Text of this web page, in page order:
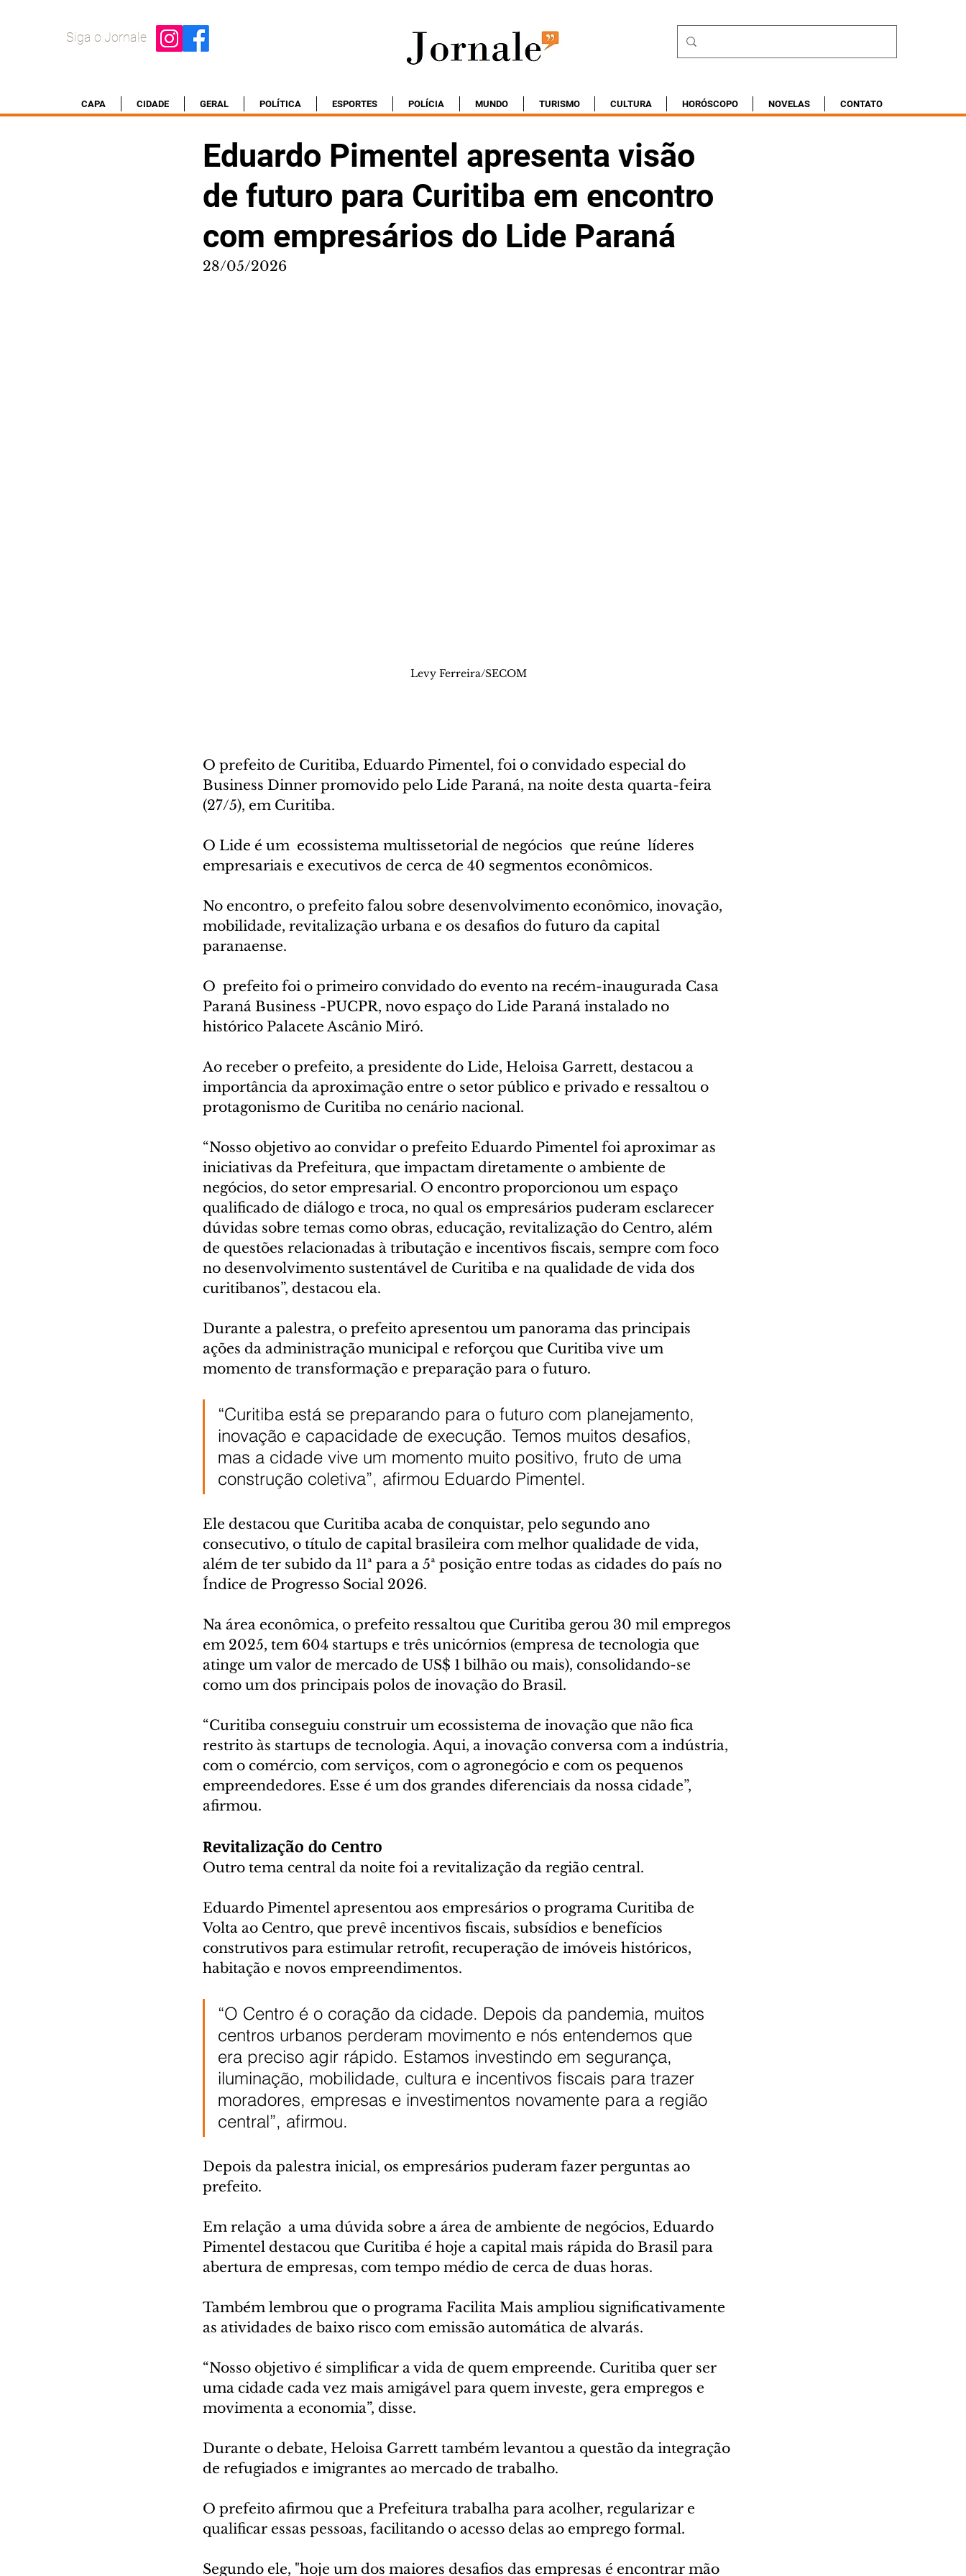
Siga o Jornale
CAPA CIDADE GERAL POLÍTICA ESPORTES POLÍCIA MUNDO TURISMO CULTURA HORÓSCOPO NOVELAS CONTATO
Eduardo Pimentel apresenta visão
de futuro para Curitiba em encontro
com empresários do Lide Paraná
28/05/2026
Levy Ferreira/SECOM
O prefeito de Curitiba, Eduardo Pimentel, foi o convidado especial do
Business Dinner promovido pelo Lide Paraná, na noite desta quarta-feira
(27/5), em Curitiba.
O Lide é um  ecossistema multissetorial de negócios  que reúne  líderes
empresariais e executivos de cerca de 40 segmentos econômicos.
No encontro, o prefeito falou sobre desenvolvimento econômico, inovação,
mobilidade, revitalização urbana e os desafios do futuro da capital
paranaense.
O  prefeito foi o primeiro convidado do evento na recém-inaugurada Casa
Paraná Business -PUCPR, novo espaço do Lide Paraná instalado no
histórico Palacete Ascânio Miró.
Ao receber o prefeito, a presidente do Lide, Heloisa Garrett, destacou a
importância da aproximação entre o setor público e privado e ressaltou o
protagonismo de Curitiba no cenário nacional.
“Nosso objetivo ao convidar o prefeito Eduardo Pimentel foi aproximar as
iniciativas da Prefeitura, que impactam diretamente o ambiente de
negócios, do setor empresarial. O encontro proporcionou um espaço
qualificado de diálogo e troca, no qual os empresários puderam esclarecer
dúvidas sobre temas como obras, educação, revitalização do Centro, além
de questões relacionadas à tributação e incentivos fiscais, sempre com foco
no desenvolvimento sustentável de Curitiba e na qualidade de vida dos
curitibanos”, destacou ela.
Durante a palestra, o prefeito apresentou um panorama das principais
ações da administração municipal e reforçou que Curitiba vive um
momento de transformação e preparação para o futuro.
“Curitiba está se preparando para o futuro com planejamento,
inovação e capacidade de execução. Temos muitos desafios,
mas a cidade vive um momento muito positivo, fruto de uma
construção coletiva”, afirmou Eduardo Pimentel.
Ele destacou que Curitiba acaba de conquistar, pelo segundo ano
consecutivo, o título de capital brasileira com melhor qualidade de vida,
além de ter subido da 11ª para a 5ª posição entre todas as cidades do país no
Índice de Progresso Social 2026.
Na área econômica, o prefeito ressaltou que Curitiba gerou 30 mil empregos
em 2025, tem 604 startups e três unicórnios (empresa de tecnologia que
atinge um valor de mercado de US$ 1 bilhão ou mais), consolidando-se
como um dos principais polos de inovação do Brasil.
“Curitiba conseguiu construir um ecossistema de inovação que não fica
restrito às startups de tecnologia. Aqui, a inovação conversa com a indústria,
com o comércio, com serviços, com o agronegócio e com os pequenos
empreendedores. Esse é um dos grandes diferenciais da nossa cidade”,
afirmou.
Revitalização do Centro
Outro tema central da noite foi a revitalização da região central.
Eduardo Pimentel apresentou aos empresários o programa Curitiba de
Volta ao Centro, que prevê incentivos fiscais, subsídios e benefícios
construtivos para estimular retrofit, recuperação de imóveis históricos,
habitação e novos empreendimentos.
“O Centro é o coração da cidade. Depois da pandemia, muitos
centros urbanos perderam movimento e nós entendemos que
era preciso agir rápido. Estamos investindo em segurança,
iluminação, mobilidade, cultura e incentivos fiscais para trazer
moradores, empresas e investimentos novamente para a região
central”, afirmou.
Depois da palestra inicial, os empresários puderam fazer perguntas ao
prefeito.
Em relação  a uma dúvida sobre a área de ambiente de negócios, Eduardo
Pimentel destacou que Curitiba é hoje a capital mais rápida do Brasil para
abertura de empresas, com tempo médio de cerca de duas horas.
Também lembrou que o programa Facilita Mais ampliou significativamente
as atividades de baixo risco com emissão automática de alvarás.
“Nosso objetivo é simplificar a vida de quem empreende. Curitiba quer ser
uma cidade cada vez mais amigável para quem investe, gera empregos e
movimenta a economia”, disse.
Durante o debate, Heloisa Garrett também levantou a questão da integração
de refugiados e imigrantes ao mercado de trabalho.
O prefeito afirmou que a Prefeitura trabalha para acolher, regularizar e
qualificar essas pessoas, facilitando o acesso delas ao emprego formal.
Segundo ele, "hoje um dos maiores desafios das empresas é encontrar mão